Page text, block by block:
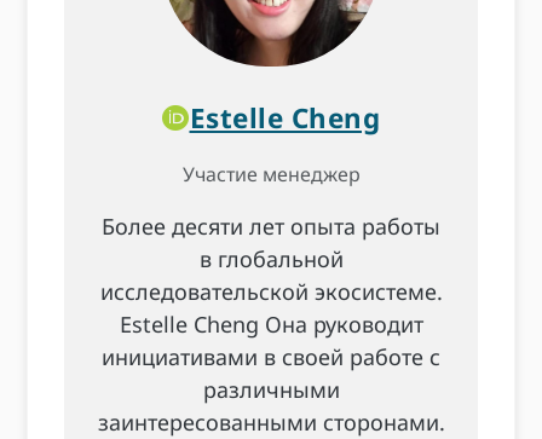
Estelle Cheng
Участие менеджер
Более десяти лет опыта работы
в глобальной
исследовательской экосистеме.
Estelle Cheng Она руководит
инициативами в своей работе с
различными
заинтересованными сторонами.